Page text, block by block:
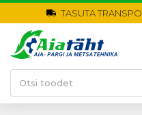
TASUTA